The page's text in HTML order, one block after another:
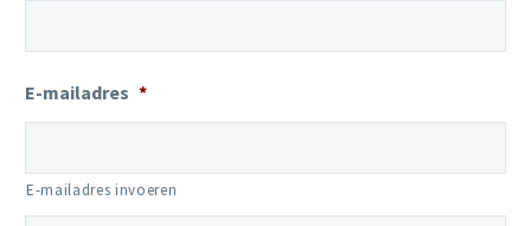
E-mailadres *
E-mailadres invoeren